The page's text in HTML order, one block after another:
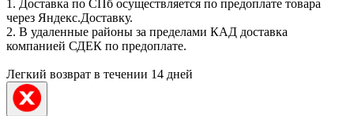
1. Доставка по СПб осуществляется по предоплате товара
через Яндекс.Доставку.
2. В удаленные районы за пределами КАД доставка
компанией СДЕК по предоплате.
Легкий возврат в течении 14 дней